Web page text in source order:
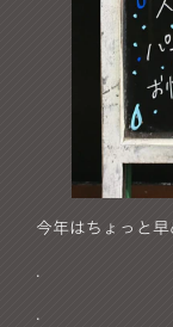
今年はちょっと